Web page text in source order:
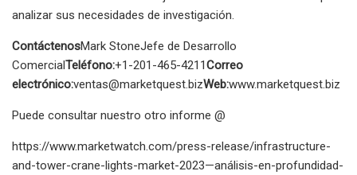
analizar sus necesidades de investigación.
ContáctenosMark StoneJefe de Desarrollo
ComercialTeléfono:+1-201-465-4211Correo
electrónico:ventas@marketquest.bizWeb:www.marketquest.biz
Puede consultar nuestro otro informe @
https://www.marketwatch.com/press-release/infrastructure-
and-tower-crane-lights-market-2023—análisis-en-profundidad-